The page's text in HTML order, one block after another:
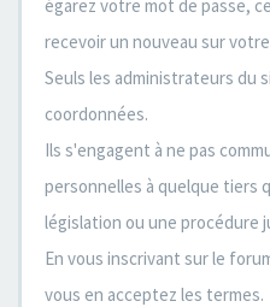
égarez votre mot de passe,
recevoir un nouveau sur
Seuls les administrateurs du
coordonnées.
Ils s'engagent à ne pas
personnelles à quelque tiers
législation ou une procédure
En vous inscrivant sur le
vous en acceptez les termes.